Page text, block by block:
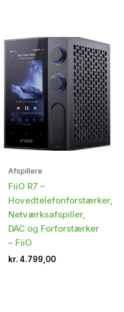
Afspillere
FiiO R7 –
Hovedtelefonforstærker,
Netværksafspiller,
DAC og Forforstærker
– FiiO
kr. 4.799,00